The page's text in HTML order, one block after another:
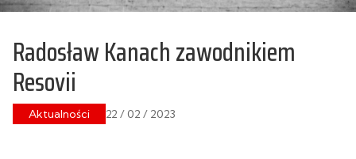
Radosław Kanach zawodnikiem
Resovii
Aktualności 22 / 02 / 2023